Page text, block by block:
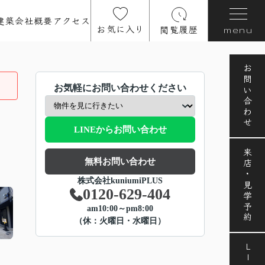
築会社概要アクセス
お気に入り 閲覧履歴 menu
お問い合わせ
来店・見学予約
お気軽にお問い合わせください
LINEからお問い合わせ
無料お問い合わせ
株式会社kuniumiPLUS
0120-629-404
am10:00～pm8:00
（休：火曜日・水曜日）